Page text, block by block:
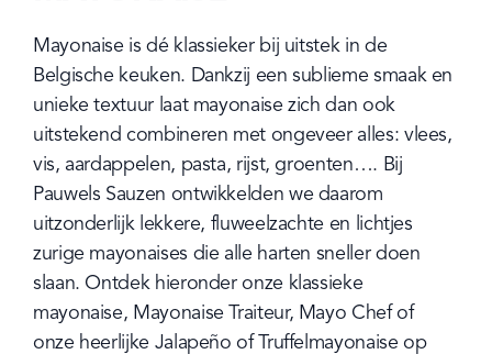
Mayonaise is dé klassieker bij uitstek in de
Belgische keuken. Dankzij een sublieme smaak en
unieke textuur laat mayonaise zich dan ook
uitstekend combineren met ongeveer alles: vlees,
vis, aardappelen, pasta, rijst, groenten…. Bij
Pauwels Sauzen ontwikkelden we daarom
uitzonderlijk lekkere, fluweelzachte en lichtjes
zurige mayonaises die alle harten sneller doen
slaan. Ontdek hieronder onze klassieke
mayonaise, Mayonaise Traiteur, Mayo Chef of
onze heerlijke Jalapeño of Truffelmayonaise op